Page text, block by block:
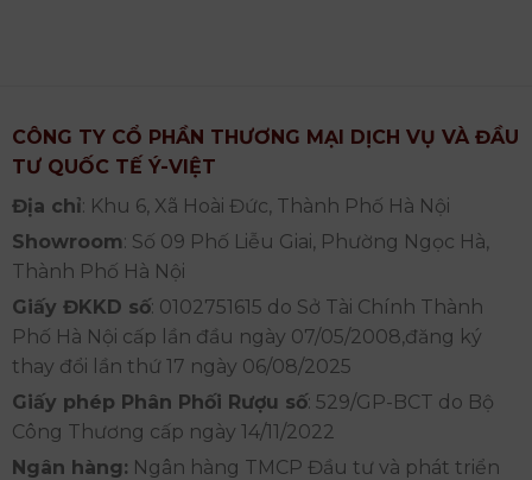
CÔNG TY CỔ PHẦN THƯƠNG MẠI DỊCH VỤ VÀ ĐẦU
TƯ QUỐC TẾ Ý-VIỆT
Địa chỉ: Khu 6, Xã Hoài Đức, Thành Phố Hà Nội
Showroom: Số 09 Phố Liễu Giai, Phường Ngọc Hà,
Thành Phố Hà Nội
Giấy ĐKKD số: 0102751615 do Sở Tài Chính Thành
Phố Hà Nội cấp lần đầu ngày 07/05/2008,đăng ký
thay đổi lần thứ 17 ngày 06/08/2025
Giấy phép Phân Phối Rượu số: 529/GP-BCT do Bộ
Công Thương cấp ngày 14/11/2022
Ngân hàng: Ngân hàng TMCP Đầu tư và phát triển